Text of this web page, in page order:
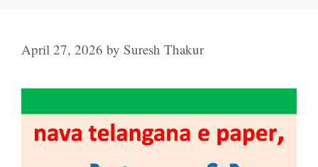
April 27, 2026 by Suresh Thakur